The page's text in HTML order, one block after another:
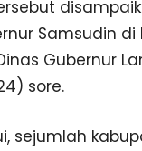
Samsudin di
Gubernur
sore.
sejumlah